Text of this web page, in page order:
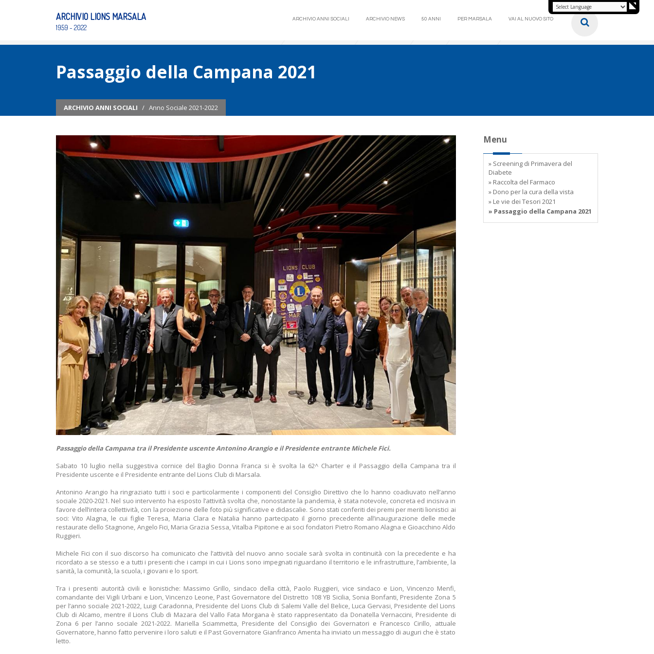
ARCHIVIO LIONS MARSALA
1959 - 2022
ARCHIVIO ANNI SOCIALI ARCHIVIO NEWS 50 ANNI PER MARSALA VAI AL NUOVO SITO
Passaggio della Campana 2021
ARCHIVIO ANNI SOCIALI / Anno Sociale 2021-2022
Passaggio della Campana tra il Presidente uscente Antonino Arangio e il Presidente entrante Michele Fici.
Sabato 10 luglio nella suggestiva cornice del Baglio Donna Franca si è svolta la 62^ Charter e il Passaggio della Campana tra il
Presidente uscente e il Presidente entrante del Lions Club di Marsala.
Antonino Arangio ha ringraziato tutti i soci e particolarmente i componenti del Consiglio Direttivo che lo hanno coadiuvato nell’anno
sociale 2020-2021. Nel suo intervento ha esposto l’attività svolta che, nonostante la pandemia, è stata notevole, concreta ed incisiva in
favore dell’intera collettività, con la proiezione delle foto più significative e didascalie. Sono stati conferiti dei premi per meriti lionistici ai
soci: Vito Alagna, le cui figlie Teresa, Maria Clara e Natalia hanno partecipato il giorno precedente all’inaugurazione delle mede
restaurate dello Stagnone, Angelo Fici, Maria Grazia Sessa, Vitalba Pipitone e ai soci fondatori Pietro Romano Alagna e Gioacchino Aldo
Ruggieri.
Michele Fici con il suo discorso ha comunicato che l’attività del nuovo anno sociale sarà svolta in continuità con la precedente e ha
ricordato a se stesso e a tutti i presenti che i campi in cui i Lions sono impegnati riguardano il territorio e le infrastrutture, l’ambiente, la
sanità, la comunità, la scuola, i giovani e lo sport.
Tra i presenti autorità civili e lionistiche: Massimo Grillo, sindaco della città, Paolo Ruggieri, vice sindaco e Lion, Vincenzo Menfi,
comandante dei Vigili Urbani e Lion, Vincenzo Leone, Past Governatore del Distretto 108 YB Sicilia, Sonia Bonfanti, Presidente Zona 5
per l’anno sociale 2021-2022, Luigi Caradonna, Presidente del Lions Club di Salemi Valle del Belice, Luca Gervasi, Presidente del Lions
Club di Alcamo, mentre il Lions Club di Mazara del Vallo Fata Morgana è stato rappresentato da Donatella Vernaccini, Presidente di
Zona 6 per l’anno sociale 2021-2022. Mariella Sciammetta, Presidente del Consiglio dei Governatori e Francesco Cirillo, attuale
Governatore, hanno fatto pervenire i loro saluti e il Past Governatore Gianfranco Amenta ha inviato un messaggio di auguri che è stato
letto.
Menu
» Screening di Primavera del
Diabete
» Raccolta del Farmaco
» Dono per la cura della vista
» Le vie dei Tesori 2021
» Passaggio della Campana 2021